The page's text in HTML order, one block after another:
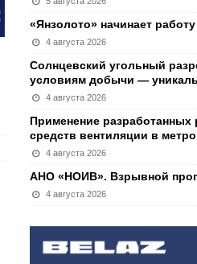
«Янзолото» начинает
4 августа 2026
Солнцевский угольный
условиям добычи —
4 августа 2026
Применение разработанных
средств вентиляции в
4 августа 2026
АНО «НОИВ». Взрывной
4 августа 2026